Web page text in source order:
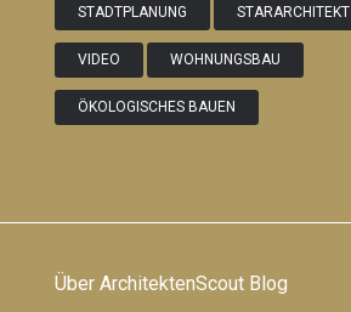
STADTPLANUNG STARARCHITEKT
VIDEO WOHNUNGSBAU
ÖKOLOGISCHES BAUEN
Über ArchitektenScout Blog